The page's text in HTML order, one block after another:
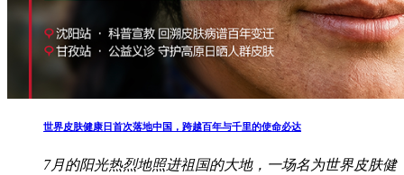
世界皮肤健康日首次落地中国，跨越百年与千里的使命必达
7月的阳光热烈地照进祖国的大地，一场名为世界皮肤健